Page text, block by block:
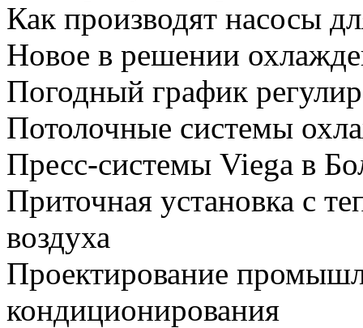
Как производят насосы
Новое в решении
Погодный график
Потолочные системы
Пресс-системы Viega в
Приточная установка с
воздуха
Проектирование
кондиционирования